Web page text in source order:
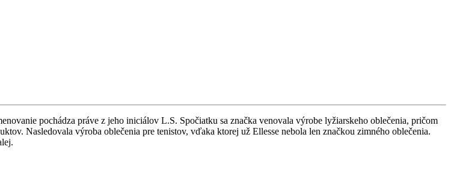
pochádza práve z jeho iniciálov L.S. Spočiatku sa značka venovala výrobe lyžiarskeho oblečenia, pričom
Nasledovala výroba oblečenia pre tenistov, vďaka ktorej už Ellesse nebola len značkou zimného oblečenia.